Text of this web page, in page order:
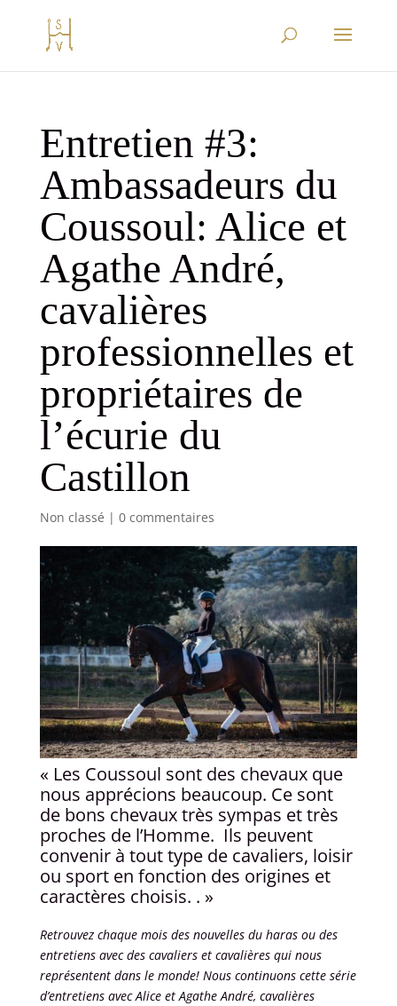
Entretien #3:
Ambassadeurs du
Coussoul: Alice et
Agathe André,
cavalières
professionnelles et
propriétaires de
l’écurie du
Castillon
Non classé | 0 commentaires
« Les Coussoul sont des chevaux que
nous apprécions beaucoup. Ce sont
de bons chevaux très sympas et très
proches de l’Homme. Ils peuvent
convenir à tout type de cavaliers, loisir
ou sport en fonction des origines et
caractères choisis. . »
Retrouvez chaque mois des nouvelles du haras ou des
entretiens avec des cavaliers et cavalières qui nous
représentent dans le monde! Nous continuons cette série
d’entretiens avec Alice et Agathe André, cavalières